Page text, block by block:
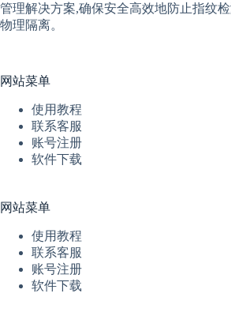
管理解决方案,确保安全高效地防止指纹
物理隔离。
网站菜单
使用教程
联系客服
账号注册
软件下载
网站菜单
使用教程
联系客服
账号注册
软件下载